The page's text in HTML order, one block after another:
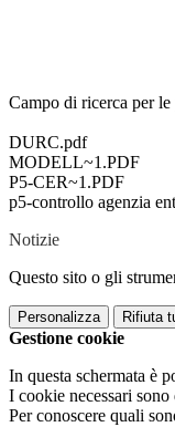
Campo di ricerca per
DURC.pdf
MODELL~1.PDF
P5-CER~1.PDF
p5-controllo agenzia
Notizie
Questo sito o gli
Personalizza Rifiuta
Gestione cookie
In questa schermata è
I cookie necessari
Per conoscere quali